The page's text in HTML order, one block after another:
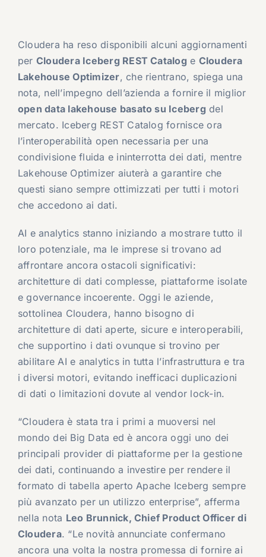
Cloudera ha reso disponibili alcuni aggiornamenti
per Cloudera Iceberg REST Catalog e Cloudera
Lakehouse Optimizer, che rientrano, spiega una
nota, nell’impegno dell’azienda a fornire il miglior
open data lakehouse basato su Iceberg del
mercato. Iceberg REST Catalog fornisce ora
l’interoperabilità open necessaria per una
condivisione fluida e ininterrotta dei dati, mentre
Lakehouse Optimizer aiuterà a garantire che
questi siano sempre ottimizzati per tutti i motori
che accedono ai dati.
AI e analytics stanno iniziando a mostrare tutto il
loro potenziale, ma le imprese si trovano ad
affrontare ancora ostacoli significativi:
architetture di dati complesse, piattaforme isolate
e governance incoerente. Oggi le aziende,
sottolinea Cloudera, hanno bisogno di
architetture di dati aperte, sicure e interoperabili,
che supportino i dati ovunque si trovino per
abilitare AI e analytics in tutta l’infrastruttura e tra
i diversi motori, evitando inefficaci duplicazioni
di dati o limitazioni dovute al vendor lock-in.
“Cloudera è stata tra i primi a muoversi nel
mondo dei Big Data ed è ancora oggi uno dei
principali provider di piattaforme per la gestione
dei dati, continuando a investire per rendere il
formato di tabella aperto Apache Iceberg sempre
più avanzato per un utilizzo enterprise”, afferma
nella nota Leo Brunnick, Chief Product Officer di
Cloudera. “Le novità annunciate confermano
ancora una volta la nostra promessa di fornire ai